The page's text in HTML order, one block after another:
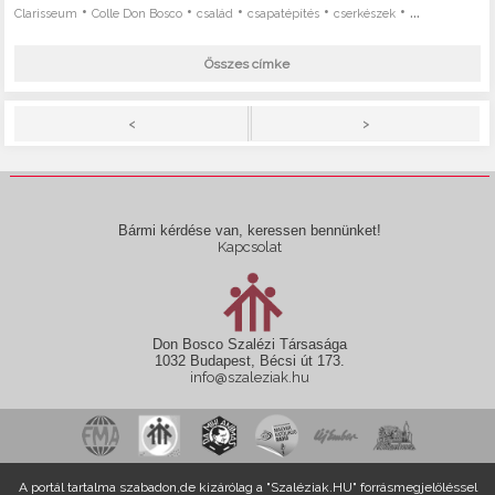
Clarisseum •Colle Don Bosco •család •csapatépítés •cserkészek • ...
Összes címke
< >
Bármi kérdése van, keressen bennünket!
Kapcsolat
Don Bosco Szalézi Társasága
1032 Budapest, Bécsi út 173.
info@szaleziak.hu
A portál tartalma szabadon,de kizárólag a "Szaléziak.HU" forrásmegjelöléssel